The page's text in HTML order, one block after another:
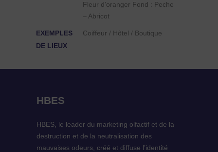
Fleur d'oranger Fond : Peche
– Abricot
EXEMPLES
DE LIEUX
Coiffeur / Hôtel / Boutique
HBES
HBES, le leader du marketing olfactif et de la
destruction et de la neutralisation des
mauvaises odeurs, créé et diffuse l’identité